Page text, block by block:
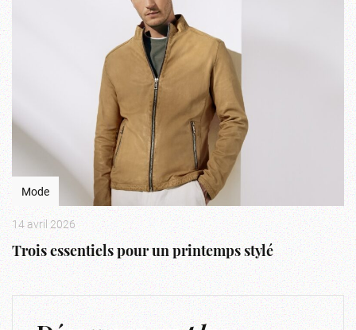
Mode
14 avril 2026
Trois essentiels pour un printemps stylé